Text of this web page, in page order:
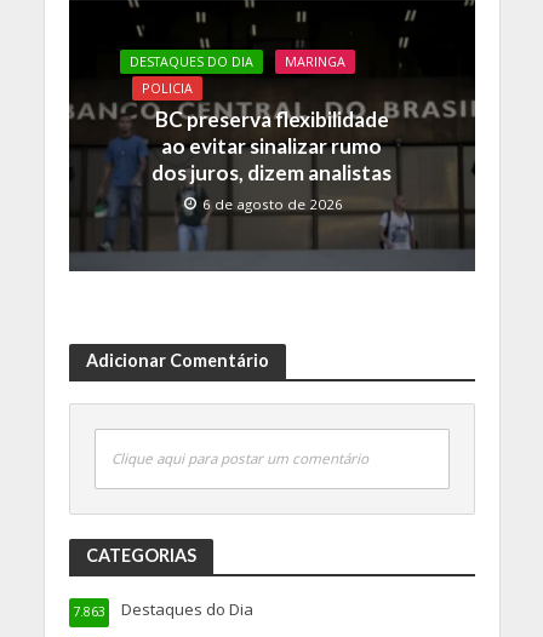
DESTAQUES DO DIA
MARINGA
POLICIA
BC preserva flexibilidade
ao evitar sinalizar rumo
dos juros, dizem analistas
6 de agosto de 2026
Adicionar Comentário
Clique aqui para postar um comentário
CATEGORIAS
Destaques do Dia
7.863